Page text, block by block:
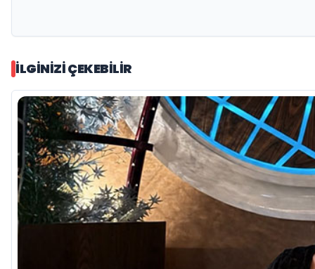
İLGINIZI ÇEKEBILIR